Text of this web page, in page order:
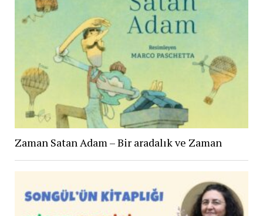
Zaman Satan Adam – Bir aradalık ve Zaman